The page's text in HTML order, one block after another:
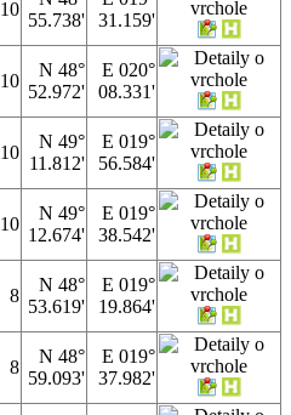
10
55.738'
31.159'
10
N 48°
52.972'
E 020°
08.331'
10
N 49°
11.812'
E 019°
56.584'
10
N 49°
12.674'
E 019°
38.542'
8
N 48°
53.619'
E 019°
19.864'
8
N 48°
59.093'
E 019°
37.982'